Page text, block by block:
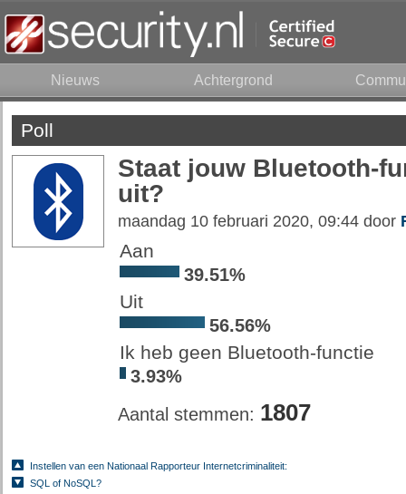
Nieuws Achtergrond
Poll
Staat jouw Bluetooth-
uit?
maandag 10 februari 2020, 09:44 door
Aan
39.51%
Uit
56.56%
Ik heb geen Bluetooth-functie
3.93%
Aantal stemmen: 1807
Instellen van een Nationaal Rapporteur Internetcriminaliteit:
SQL of NoSQL?